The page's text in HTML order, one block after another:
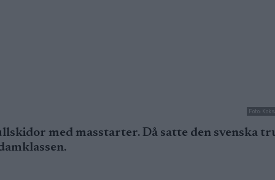
Foto:
med masstarter. Då satte den svenska